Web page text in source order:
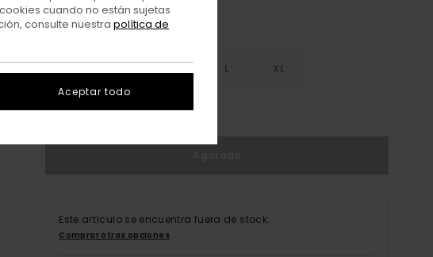
L XL
Ver Guía De Tallas
Este artículo se encuentra fuera de stock.
Comprar otras opciones
cuando no están sujetas
consulte nuestra política de
Aceptar todo